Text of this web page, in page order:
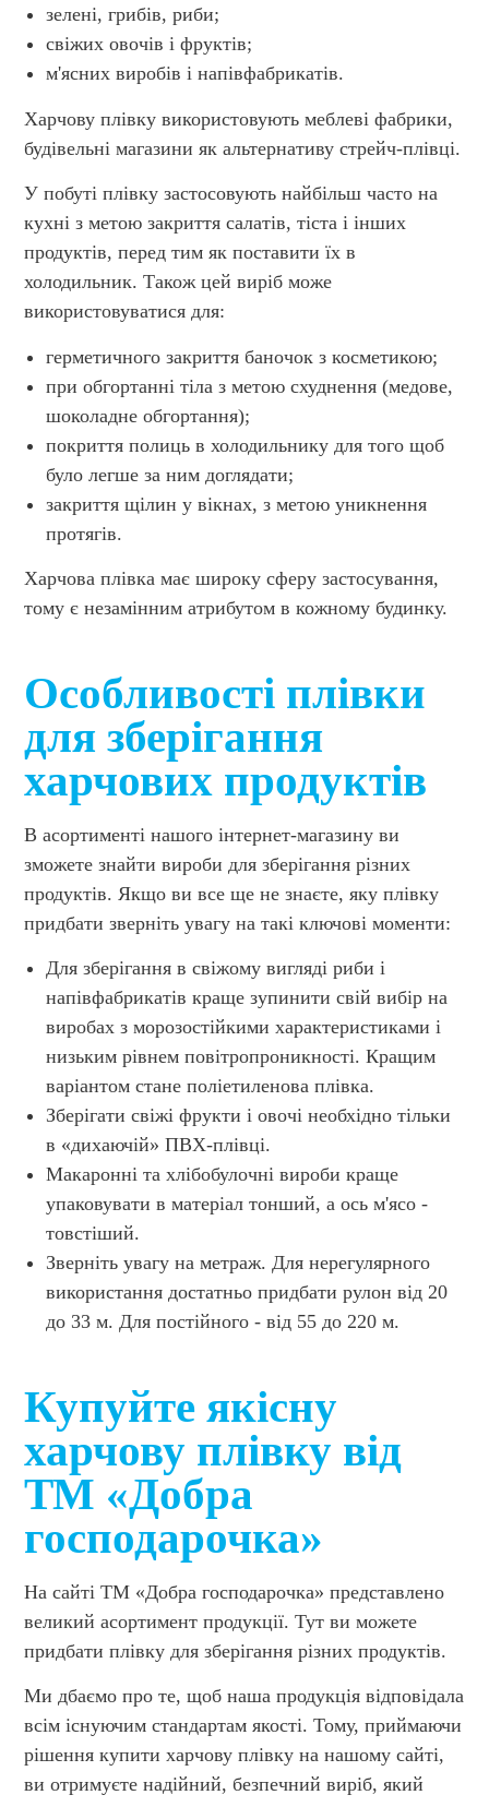
зелені, грибів, риби;
свіжих овочів і фруктів;
м'ясних виробів і напівфабрикатів.
Харчову плівку використовують меблеві фабрики,
будівельні магазини як альтернативу стрейч-плівці.
У побуті плівку застосовують найбільш часто на
кухні з метою закриття салатів, тіста і інших
продуктів, перед тим як поставити їх в
холодильник. Також цей виріб може
використовуватися для:
герметичного закриття баночок з косметикою;
при обгортанні тіла з метою схуднення (медове,
шоколадне обгортання);
покриття полиць в холодильнику для того щоб
було легше за ним доглядати;
закриття щілин у вікнах, з метою уникнення
протягів.
Харчова плівка має широку сферу застосування,
тому є незамінним атрибутом в кожному будинку.
Особливості плівки
для зберігання
харчових продуктів
В асортименті нашого інтернет-магазину ви
зможете знайти вироби для зберігання різних
продуктів. Якщо ви все ще не знаєте, яку плівку
придбати зверніть увагу на такі ключові моменти:
Для зберігання в свіжому вигляді риби і
напівфабрикатів краще зупинити свій вибір на
виробах з морозостійкими характеристиками і
низьким рівнем повітропроникності. Кращим
варіантом стане поліетиленова плівка.
Зберігати свіжі фрукти і овочі необхідно тільки
в «дихаючій» ПВХ-плівці.
Макаронні та хлібобулочні вироби краще
упаковувати в матеріал тонший, а ось м'ясо -
товстіший.
Зверніть увагу на метраж. Для нерегулярного
використання достатньо придбати рулон від 20
до 33 м. Для постійного - від 55 до 220 м.
Купуйте якісну
харчову плівку від
ТМ «Добра
господарочка»
На сайті ТМ «Добра господарочка» представлено
великий асортимент продукції. Тут ви можете
придбати плівку для зберігання різних продуктів.
Ми дбаємо про те, щоб наша продукція відповідала
всім існуючим стандартам якості. Тому, приймаючи
рішення купити харчову плівку на нашому сайті,
ви отримуєте надійний, безпечний виріб, який